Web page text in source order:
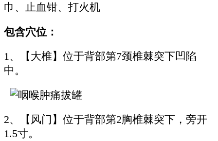
巾、止血钳、打火机
包含穴位：
1、【大椎】位于背部第7颈椎棘突下凹陷
中。
2、【风门】位于背部第2胸椎棘突下，旁开
1.5寸。